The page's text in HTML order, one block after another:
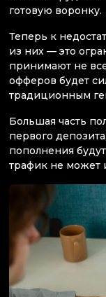
готовую воронку.
Теперь к
из них — это
принимают не
офферов будет
традиционным
Большая часть
первого
пополнения
трафик не может